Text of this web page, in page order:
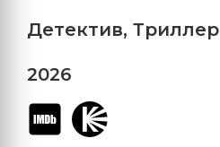
Детектив, Триллер
2026